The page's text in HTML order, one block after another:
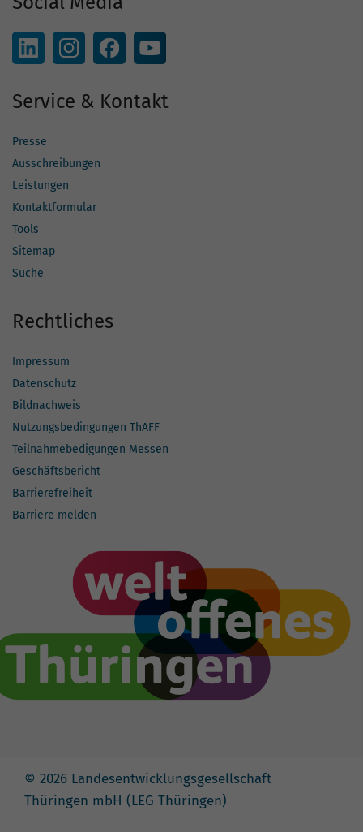
Service & Kontakt
Presse
Ausschreibungen
Leistungen
Kontaktformular
Tools
Sitemap
Suche
Rechtliches
Impressum
Datenschutz
Bildnachweis
Nutzungsbedingungen ThAFF
Teilnahmebedigungen Messen
Geschäftsbericht
Barrierefreiheit
Barriere melden
© 2026 Landesentwicklungsgesellschaft
Thüringen mbH (LEG Thüringen)